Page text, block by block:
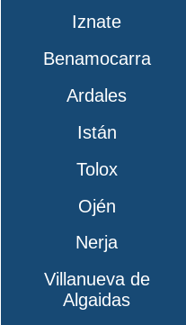
Iznate
Benamocarra
Ardales
Istán
Tolox
Ojén
Nerja
Villanueva de
Algaidas